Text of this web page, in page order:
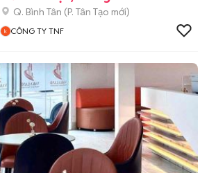
Q. Bình Tân (P. Tân Tạo mới)
CÔNG TY TNF